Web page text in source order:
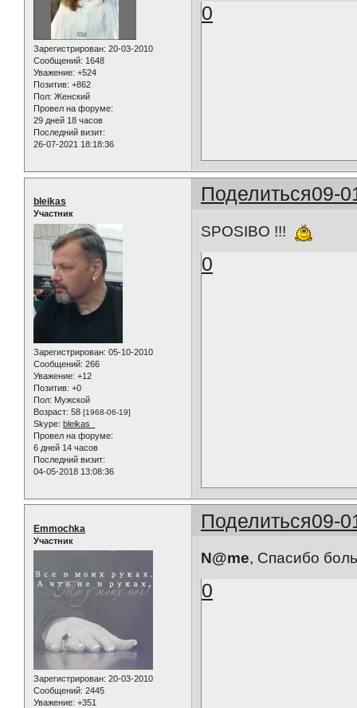
Зарегистрирован: 20-03-2010
Сообщений: 1648
Уважение: +524
Позитив: +862
Пол: Женский
Провел на форуме:
29 дней 18 часов
Последний визит:
26-07-2021 18:18:36
0
Поделиться09-
bleikas
Участник
Зарегистрирован: 05-10-2010
Сообщений: 266
Уважение: +12
Позитив: +0
Пол: Мужской
Возраст: 58 [1968-06-19]
Skype: bleikas_
Провел на форуме:
6 дней 14 часов
Последний визит:
04-05-2018 13:08:36
SPOSIBO !!!
0
Поделиться09-
Emmochka
Участник
Зарегистрирован: 20-03-2010
Сообщений: 2445
Уважение: +351
N@me, Спасибо
0